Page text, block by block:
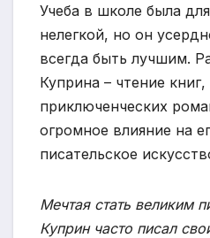
Учеба в школе была
нелегкой, но он
всегда быть лучшим.
Куприна – чтение
приключенческих
огромное влияние на
писательское
Мечтая стать великим
Куприн часто писал